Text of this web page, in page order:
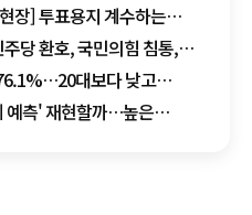
장] 투표용지 계수하는
당 환호, 국민의힘 침통,
대보다 낮고
예측' 재현할까…높은